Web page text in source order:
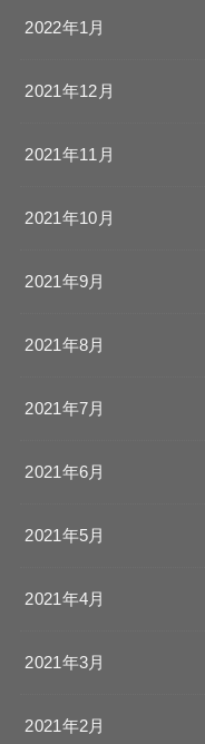
2022年1月
2021年12月
2021年11月
2021年10月
2021年9月
2021年8月
2021年7月
2021年6月
2021年5月
2021年4月
2021年3月
2021年2月